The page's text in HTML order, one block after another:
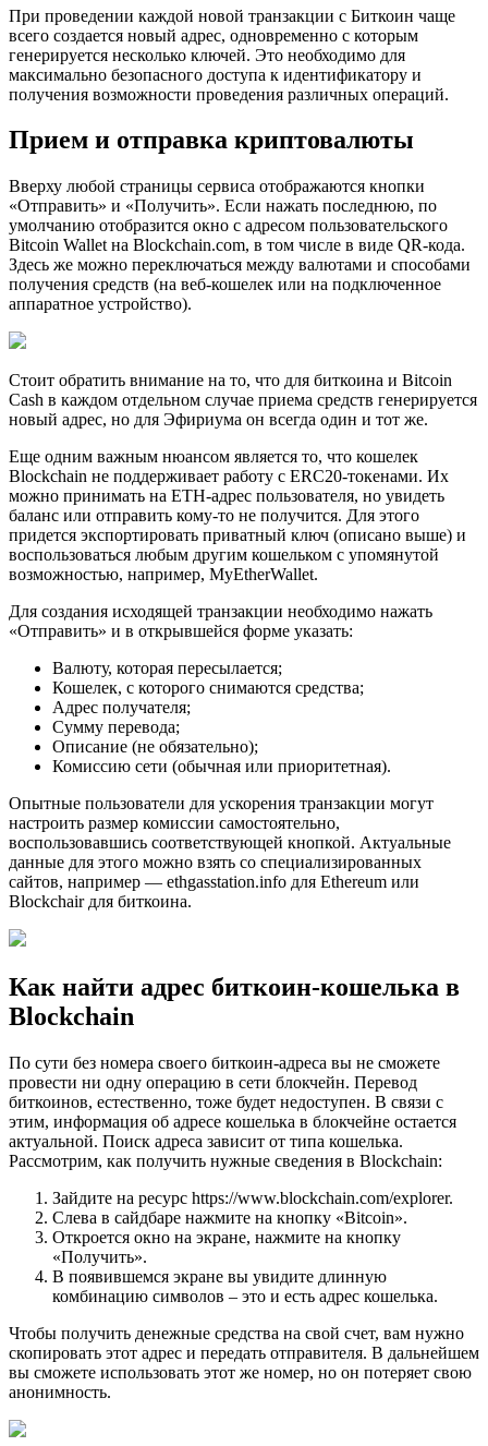
При проведении каждой новой транзакции с Биткоин чаще
всего создается новый адрес, одновременно с которым
генерируется несколько ключей. Это необходимо для
максимально безопасного доступа к идентификатору и
получения возможности проведения различных операций.
Прием и отправка криптовалюты
Вверху любой страницы сервиса отображаются кнопки
«Отправить» и «Получить». Если нажать последнюю, по
умолчанию отобразится окно с адресом пользовательского
Bitcoin Wallet на Blockchain.com, в том числе в виде QR-кода.
Здесь же можно переключаться между валютами и способами
получения средств (на веб-кошелек или на подключенное
аппаратное устройство).
Стоит обратить внимание на то, что для биткоина и Bitcoin
Cash в каждом отдельном случае приема средств генерируется
новый адрес, но для Эфириума он всегда один и тот же.
Еще одним важным нюансом является то, что кошелек
Blockchain не поддерживает работу с ERC20-токенами. Их
можно принимать на ETH-адрес пользователя, но увидеть
баланс или отправить кому-то не получится. Для этого
придется экспортировать приватный ключ (описано выше) и
воспользоваться любым другим кошельком с упомянутой
возможностью, например, MyEtherWallet.
Для создания исходящей транзакции необходимо нажать
«Отправить» и в открывшейся форме указать:
Валюту, которая пересылается;
Кошелек, с которого снимаются средства;
Адрес получателя;
Сумму перевода;
Описание (не обязательно);
Комиссию сети (обычная или приоритетная).
Опытные пользователи для ускорения транзакции могут
настроить размер комиссии самостоятельно,
воспользовавшись соответствующей кнопкой. Актуальные
данные для этого можно взять со специализированных
сайтов, например — ethgasstation.info для Ethereum или
Blockchair для биткоина.
Как найти адрес биткоин-кошелька в
Blockchain
По сути без номера своего биткоин-адреса вы не сможете
провести ни одну операцию в сети блокчейн. Перевод
биткоинов, естественно, тоже будет недоступен. В связи с
этим, информация об адресе кошелька в блокчейне остается
актуальной. Поиск адреса зависит от типа кошелька.
Рассмотрим, как получить нужные сведения в Blockchain:
Зайдите на ресурс https://www.blockchain.com/explorer.
Слева в сайдбаре нажмите на кнопку «Bitcoin».
Откроется окно на экране, нажмите на кнопку
«Получить».
В появившемся экране вы увидите длинную
комбинацию символов – это и есть адрес кошелька.
Чтобы получить денежные средства на свой счет, вам нужно
скопировать этот адрес и передать отправителя. В дальнейшем
вы сможете использовать этот же номер, но он потеряет свою
анонимность.